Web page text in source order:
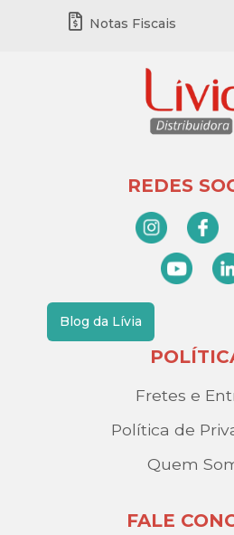
Notas Fiscais
REDES
Blog da Lívia
Fretes e
Política de
Quem
FALE